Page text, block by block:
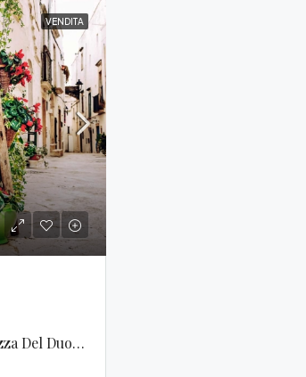
VENDITA
Casa Unifamiliare Con Vista Su Piazza Del Duomo